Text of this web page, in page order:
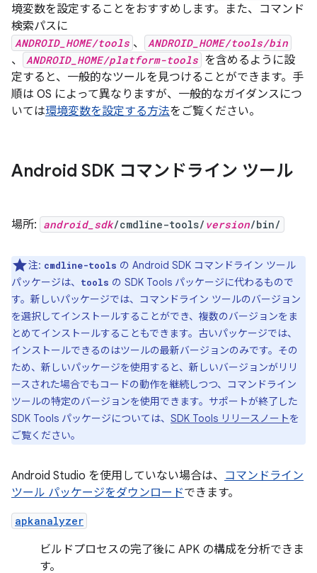
境変数を設定することをおすすめします。また、コマンド
検索パスに
ANDROID_HOME/tools 、 ANDROID_HOME/tools/bin
、 ANDROID_HOME/platform-tools を含めるように設
定すると、一般的なツールを見つけることができます。手
順は OS によって異なりますが、一般的なガイダンスにつ
いては環境変数を設定する方法をご覧ください。
Android SDK コマンドライン ツール
場所: android_sdk/cmdline-tools/ version/bin/
注: cmdline-tools の Android SDK コマンドライン ツール
パッケージは、
tools の SDK Tools パッケージに代わるもので
す。新しいパッケージでは、コマンドライン ツールのバージョン
を選択してインストールすることができ、複数のバージョンをま
とめてインストールすることもできます。古いパッケージでは、
インストールできるのはツールの最新バージョンのみです。その
ため、新しいパッケージを使用すると、新しいバージョンがリリ
ースされた場合でもコードの動作を継続しつつ、コマンドライン
ツールの特定のバージョンを使用できます。サポートが終了した
SDK Tools パッケージについては、 SDK Tools リリースノートを
ご覧ください。
Android Studio を使用していない場合は、 コマンドライン
ツール パッケージをダウンロードできます。
apkanalyzer
ビルドプロセスの完了後に APK の構成を分析できま
す。